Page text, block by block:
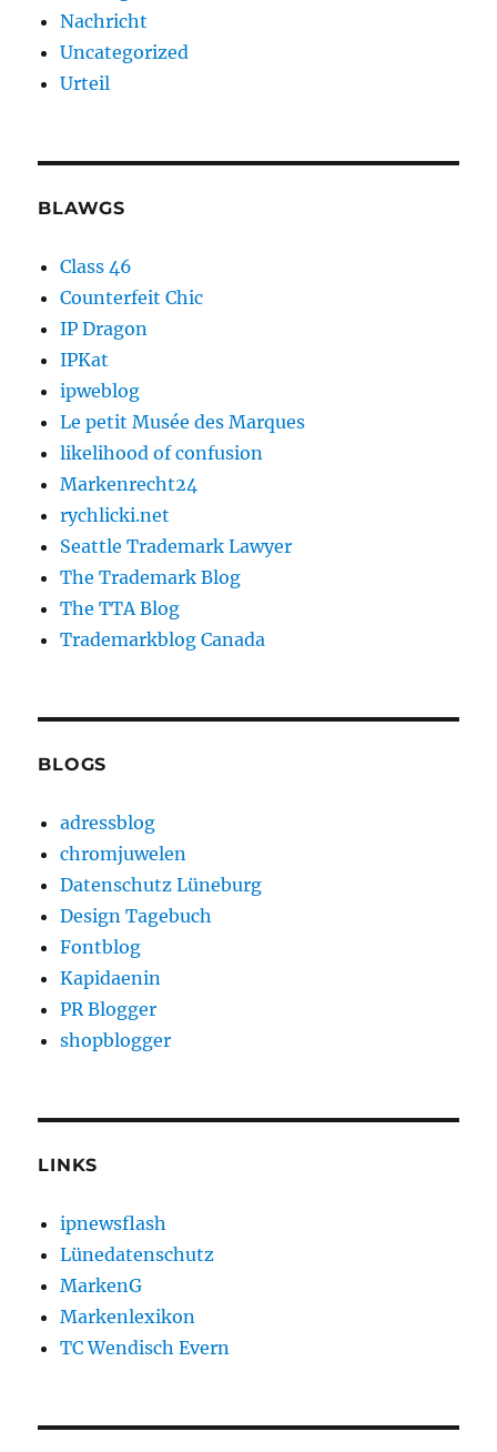
Nachricht
Uncategorized
Urteil
BLAWGS
Class 46
Counterfeit Chic
IP Dragon
IPKat
ipweblog
Le petit Musée des Marques
likelihood of confusion
Markenrecht24
rychlicki.net
Seattle Trademark Lawyer
The Trademark Blog
The TTA Blog
Trademarkblog Canada
BLOGS
adressblog
chromjuwelen
Datenschutz Lüneburg
Design Tagebuch
Fontblog
Kapidaenin
PR Blogger
shopblogger
LINKS
ipnewsflash
Lünedatenschutz
MarkenG
Markenlexikon
TC Wendisch Evern